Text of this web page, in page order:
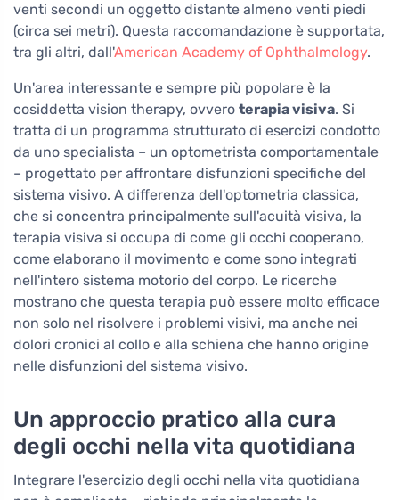
venti secondi un oggetto distante almeno venti piedi
(circa sei metri). Questa raccomandazione è supportata,
tra gli altri, dall'American Academy of Ophthalmology.
Un'area interessante e sempre più popolare è la
cosiddetta vision therapy, ovvero terapia visiva. Si
tratta di un programma strutturato di esercizi condotto
da uno specialista – un optometrista comportamentale
– progettato per affrontare disfunzioni specifiche del
sistema visivo. A differenza dell'optometria classica,
che si concentra principalmente sull'acuità visiva, la
terapia visiva si occupa di come gli occhi cooperano,
come elaborano il movimento e come sono integrati
nell'intero sistema motorio del corpo. Le ricerche
mostrano che questa terapia può essere molto efficace
non solo nel risolvere i problemi visivi, ma anche nei
dolori cronici al collo e alla schiena che hanno origine
nelle disfunzioni del sistema visivo.
Un approccio pratico alla cura
degli occhi nella vita quotidiana
Integrare l'esercizio degli occhi nella vita quotidiana